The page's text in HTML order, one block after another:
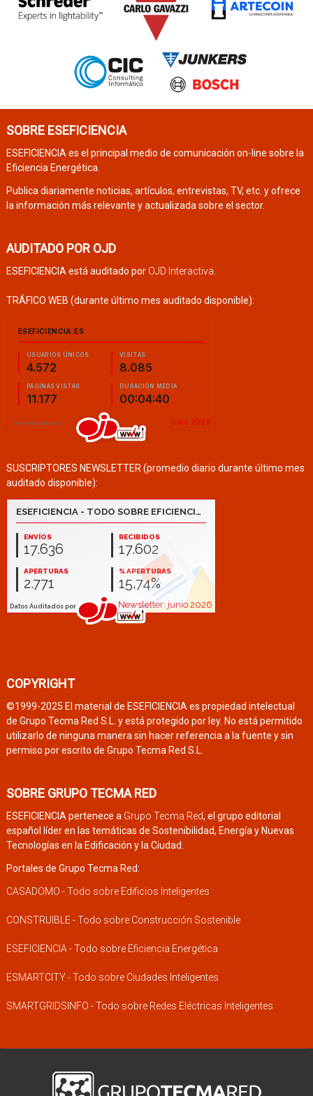
SOBRE ESEFICIENCIA
ESEFICIENCIA es el principal medio de comunicación on-line sobre la
Eficiencia Energética.
Publica diariamente noticias, artículos, entrevistas, TV, etc. y ofrece
la información más relevante y actualizada sobre el sector.
AUDITADO POR OJD
ESEFICIENCIA está auditado por OJD Interactiva
TRÁFICO WEB (durante último mes auditado disponible):
SUSCRIPTORES NEWSLETTER (promedio diario durante último mes
auditado disponible):
COPYRIGHT
©1999-2025 El material de ESEFICIENCIA es propiedad intelectual
de Grupo Tecma Red S.L. y está protegido por ley. No está permitido
utilizarlo de ninguna manera sin hacer referencia a la fuente y sin
permiso por escrito de Grupo Tecma Red S.L.
SOBRE GRUPO TECMA RED
ESEFICIENCIA pertenece a Grupo Tecma Red, el grupo editorial
español líder en las temáticas de Sostenibilidad, Energía y Nuevas
Tecnologías en la Edificación y la Ciudad.
Portales de Grupo Tecma Red:
CASADOMO - Todo sobre Edificios Inteligentes
CONSTRUIBLE - Todo sobre Construcción Sostenible
ESEFICIENCIA - Todo sobre Eficiencia Energética
ESMARTCITY - Todo sobre Ciudades Inteligentes
SMARTGRIDSINFO - Todo sobre Redes Eléctricas Inteligentes